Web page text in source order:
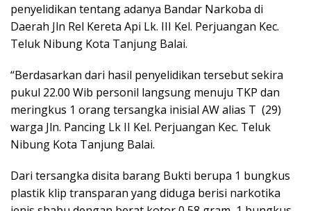
penyelidikan tentang adanya Bandar Narkoba di
Daerah Jln Rel Kereta Api Lk. III Kel. Perjuangan Kec.
Teluk Nibung Kota Tanjung Balai.
“Berdasarkan dari hasil penyelidikan tersebut sekira
pukul 22.00 Wib personil langsung menuju TKP dan
meringkus 1 orang tersangka inisial AW alias T (29)
warga Jln. Pancing Lk II Kel. Perjuangan Kec. Teluk
Nibung Kota Tanjung Balai.
Dari tersangka disita barang Bukti berupa 1 bungkus
plastik klip transparan yang diduga berisi narkotika